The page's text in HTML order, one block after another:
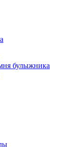
булыжника